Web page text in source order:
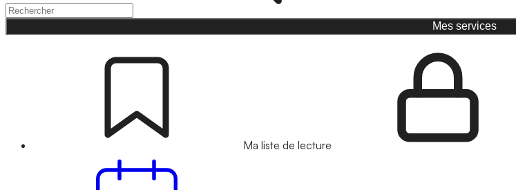
Mes services
Ma liste de lecture